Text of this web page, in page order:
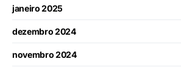
janeiro 2025
dezembro 2024
novembro 2024